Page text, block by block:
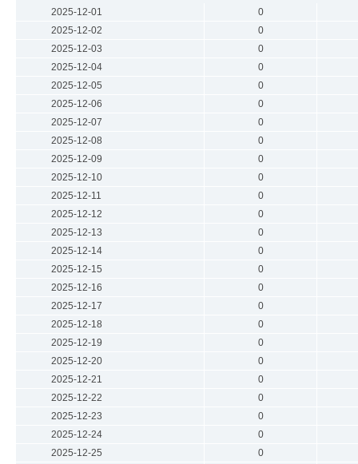
2025-12-01
0
2025-12-02
0
2025-12-03
0
2025-12-04
0
2025-12-05
0
2025-12-06
0
2025-12-07
0
2025-12-08
0
2025-12-09
0
2025-12-10
0
2025-12-11
0
2025-12-12
0
2025-12-13
0
2025-12-14
0
2025-12-15
0
2025-12-16
0
2025-12-17
0
2025-12-18
0
2025-12-19
0
2025-12-20
0
2025-12-21
0
2025-12-22
0
2025-12-23
0
2025-12-24
0
2025-12-25
0